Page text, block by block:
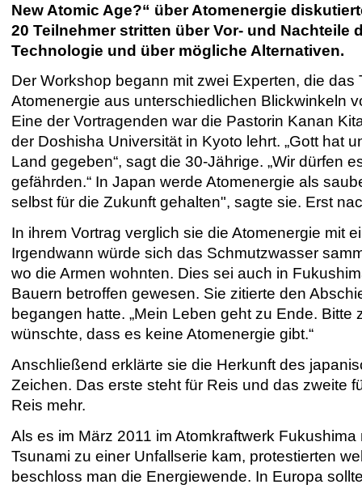
New Atomic Age?“ über Atomenergie
20 Teilnehmer stritten über Vor- und Nachteile
Technologie und über mögliche Alternativen.
Der Workshop begann mit zwei Experten, die das
Atomenergie aus unterschiedlichen Blickwinkeln
Eine der Vortragenden war die Pastorin Kanan
der Doshisha Universität in Kyoto lehrt. „Gott hat
Land gegeben“, sagt die 30-Jährige. „Wir dürfen
gefährden.“ In Japan werde Atomenergie als
selbst für die Zukunft gehalten", sagte sie. Erst
In ihrem Vortrag verglich sie die Atomenergie mit
Irgendwann würde sich das Schmutzwasser
wo die Armen wohnten. Dies sei auch in
Bauern betroffen gewesen. Sie zitierte den
begangen hatte. „Mein Leben geht zu Ende. Bitte
wünschte, dass es keine Atomenergie gibt.“
Anschließend erklärte sie die Herkunft des
Zeichen. Das erste steht für Reis und das zweite
Reis mehr.
Als es im März 2011 im Atomkraftwerk
Tsunami zu einer Unfallserie kam, protestierten
beschloss man die Energiewende. In Europa